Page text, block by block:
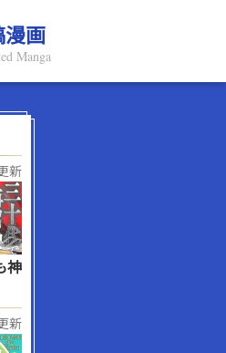
画
Manga
新
神
新